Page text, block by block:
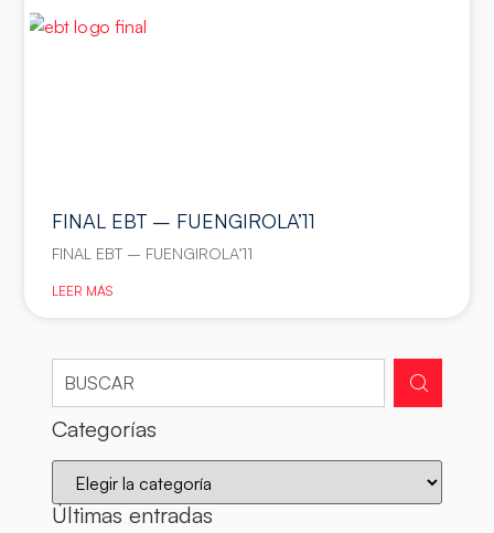
FINAL EBT – FUENGIROLA’11
FINAL EBT – FUENGIROLA’11
LEER MÁS
Categorías
Últimas entradas